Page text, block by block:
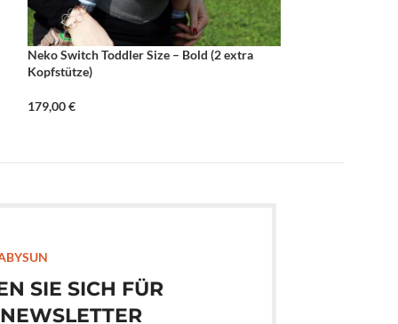
Neko Switch Toddler Size – Bold (2 extra
Kopfstütze)
179,00€
SIE SICH FÜR